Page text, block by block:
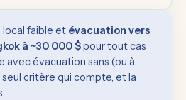
local faible et évacuation vers
à ~30 000 $pour tout cas
avec évacuation sans (ou à
critère qui compte, et la